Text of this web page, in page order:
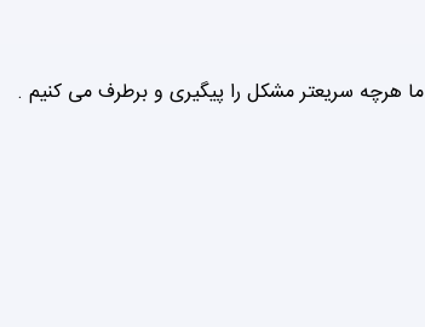
ما هرچه سریعتر مشکل را پیگیری و برطرف می کنیم .